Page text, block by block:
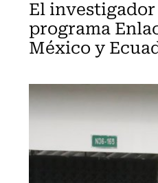
El
programa
México y